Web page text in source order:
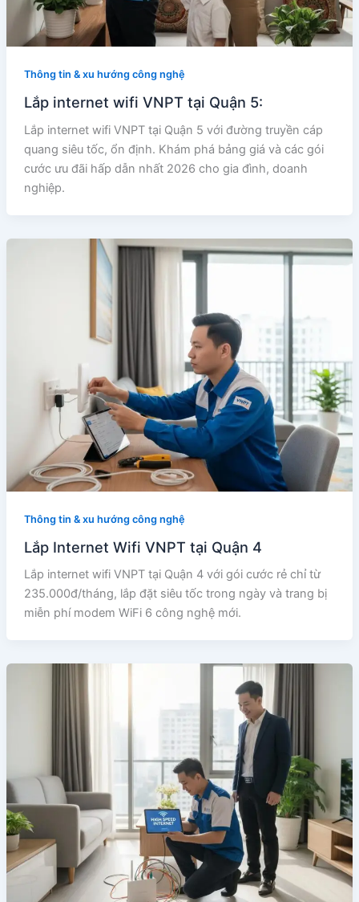
Thông tin & xu hướng công nghệ
Lắp internet wifi VNPT tại Quận 5:
Lắp internet wifi VNPT tại Quận 5 với đường truyền cáp
quang siêu tốc, ổn định. Khám phá bảng giá và các gói
cước ưu đãi hấp dẫn nhất 2026 cho gia đình, doanh
nghiệp.
Thông tin & xu hướng công nghệ
Lắp Internet Wifi VNPT tại Quận 4
Lắp internet wifi VNPT tại Quận 4 với gói cước rẻ chỉ từ
235.000đ/tháng, lắp đặt siêu tốc trong ngày và trang bị
miễn phí modem WiFi 6 công nghệ mới.